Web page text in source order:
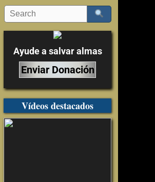
Ayude a salvar almas
Enviar Donación
Vídeos destacados